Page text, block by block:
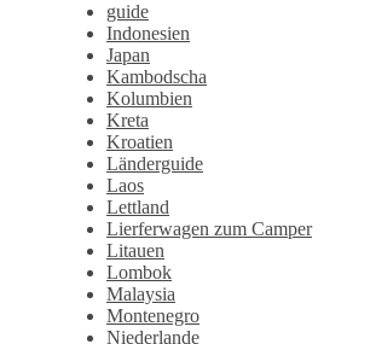
guide
Indonesien
Japan
Kambodscha
Kolumbien
Kreta
Kroatien
Länderguide
Laos
Lettland
Lierferwagen zum Camper
Litauen
Lombok
Malaysia
Montenegro
Niederlande